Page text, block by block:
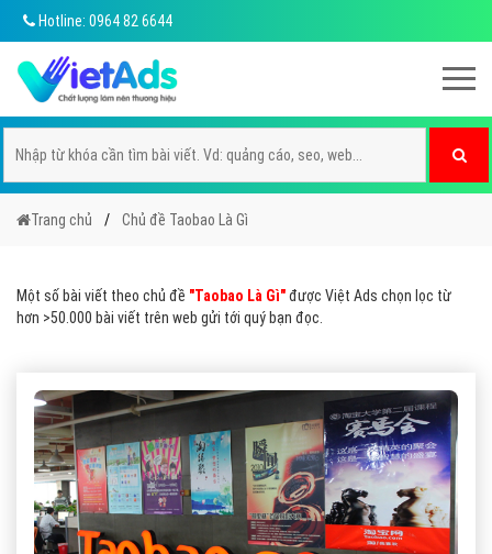
Hotline: 0964 82 6644
Trang chủ Chủ đề Taobao Là Gì
Một số bài viết theo chủ đề "Taobao Là Gì"được Việt Ads chọn lọc từ
hơn >50.000 bài viết trên web gửi tới quý bạn đọc.